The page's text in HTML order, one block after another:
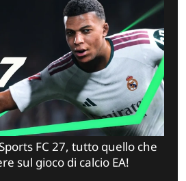
FC 27, tutto quello che
sul gioco di calcio EA!